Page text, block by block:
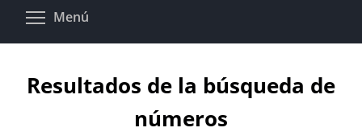
Pasar
Menú
Resultados de la búsqueda de
números